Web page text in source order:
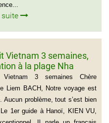
suite
Vietnam 3 semaines,
à la plage Nha
Groupe de Mr Jean-
KERLING Téléphone en
06 13 01 66 06
Vietnam 3 semaines Chère
Liem BACH, Notre voyage est
Aucun problème, tout s’est bien
1er guide à Hanoï, KIEN VU,